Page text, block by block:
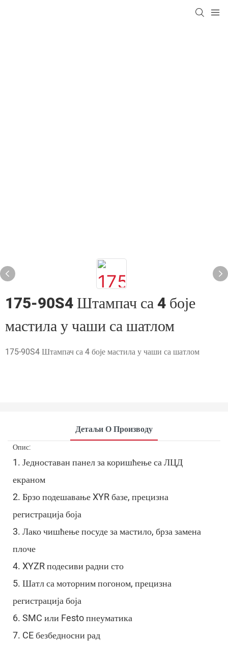
175-90S4 Штампач са 4 боје
мастила у чаши са шатлом
175-90S4 Штампач са 4 боје мастила у чаши са шатлом
Детаљи О Производу
Опис:
1. Једноставан панел за коришћење са ЛЦД
екраном
2. Брзо подешавање XYR базе, прецизна
регистрација боја
3. Лако чишћење посуде за мастило, брза замена
плоче
4. XYZR подесиви радни сто
5. Шатл са моторним погоном, прецизна
регистрација боја
6. SMC или Festo пнеуматика
7. CE безбедносни рад